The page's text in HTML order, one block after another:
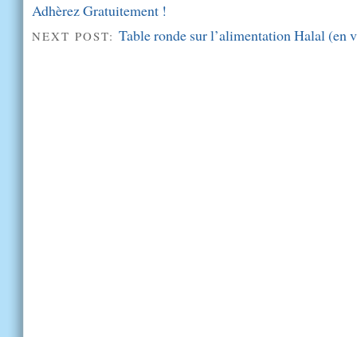
Adhèrez Gratuitement !
NEXT POST: Table ronde sur l’alimentation Halal (en